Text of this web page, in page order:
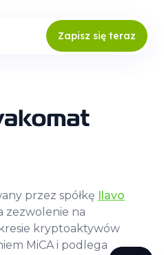
Zapisz się teraz
przez spółkę Ilavo
zezwolenie na
kryptoaktywów
MiCA i podlega